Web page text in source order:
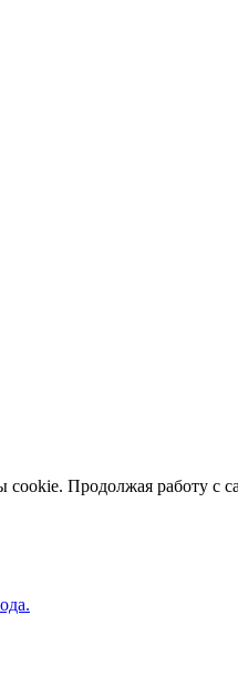
Продолжая работу с